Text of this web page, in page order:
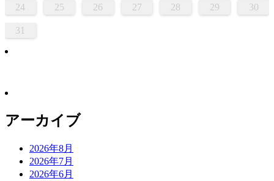
24 25 26 27 28 29 30
31
アーカイブ
2026年8月
2026年7月
2026年6月